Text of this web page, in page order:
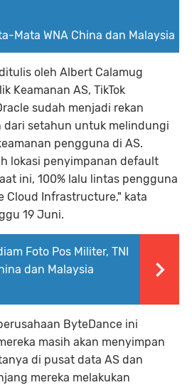
Mata WNA China dan Malaysia
oleh Albert Calamug
Keamanan AS, TikTok
sudah menjadi rekan
dari setahun untuk melindungi
pengguna di AS.
lokasi penyimpanan default
ini, 100% lalu lintas pengguna
Cloud Infrastructure," kata
19 Juni.
Foto Pos Militer, TNI
dan Malaysia
ByteDance ini
masih akan menyimpan
di pusat data AS dan
mereka melakukan